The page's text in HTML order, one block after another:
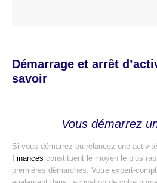
Démarrage et arrêt
savoir
Vous démarrez
Si vous démarrez ou relancez une
Finances constituent le moyen le plus
premières démarches. Votre expert-